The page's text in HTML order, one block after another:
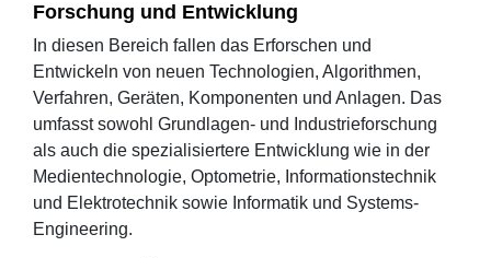
Forschung und Entwicklung
In diesen Bereich fallen das Erforschen und
Entwickeln von neuen Technologien, Algorithmen,
Verfahren, Geräten, Komponenten und Anlagen. Das
umfasst sowohl Grundlagen- und Industrieforschung
als auch die spezialisiertere Entwicklung wie in der
Medientechnologie, Optometrie, Informationstechnik
und Elektrotechnik sowie Informatik und Systems-
Engineering.